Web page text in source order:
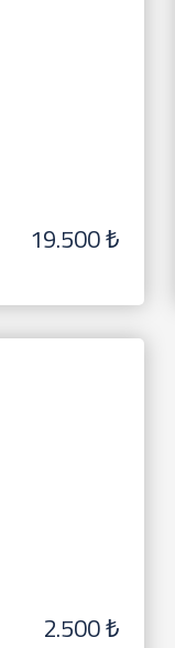
19.500 ₺
2.500 ₺